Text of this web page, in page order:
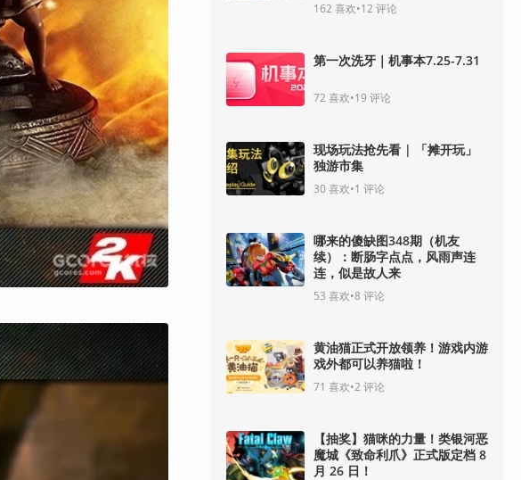
162 喜欢•12 评论
第一次洗牙｜机事本7.25-7.31
72 喜欢•19 评论
现场玩法抢先看 | 「摊开玩」
独游市集
30喜欢•1 评论
哪来的傻缺图348期（机友
续）：断肠字点点，风雨声连
连，似是故人来
53 喜欢•8 评论
黄油猫正式开放领养！游戏内游
戏外都可以养猫啦！
71 喜欢•2 评论
【抽奖】猫咪的力量！类银河恶
魔城《致命利爪》正式版定档 8
月 26 日！